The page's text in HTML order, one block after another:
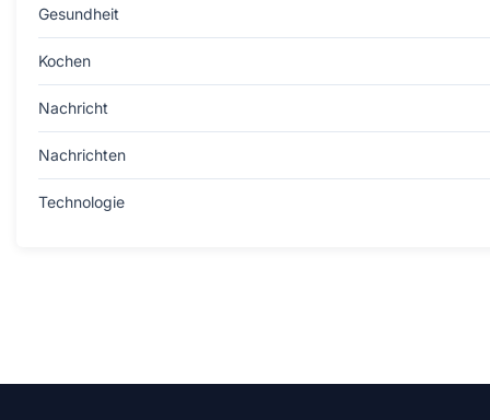
Gesundheit
Kochen
Nachricht
Nachrichten
Technologie